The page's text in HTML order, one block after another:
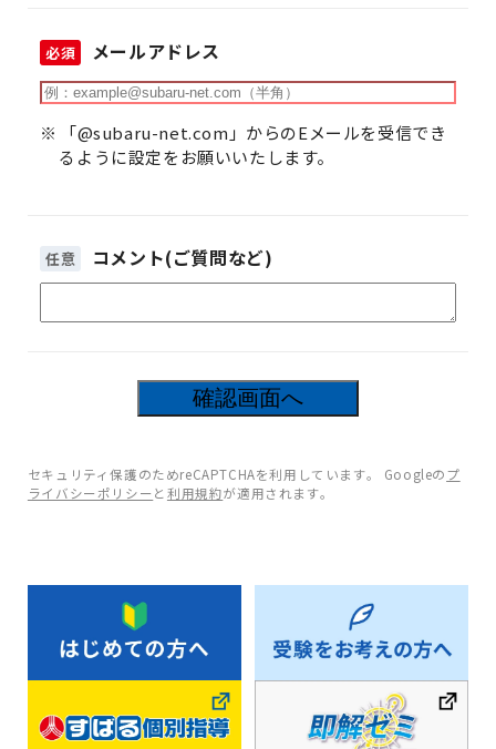
必須 メールアドレス
「@subaru-net.com」からのEメールを受信でき
るように設定をお願いいたします。
任意 コメント(ご質問など)
箇所の入力項目に不備があります。
セキュリティ保護のためreCAPTCHAを利用しています。 Googleのプ
ライバシーポリシーと 利用規約が適用されます。